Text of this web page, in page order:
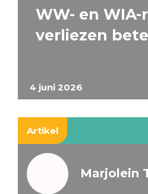
4 juni 2026
WW- en
verliezen
Artikel
Marjolein